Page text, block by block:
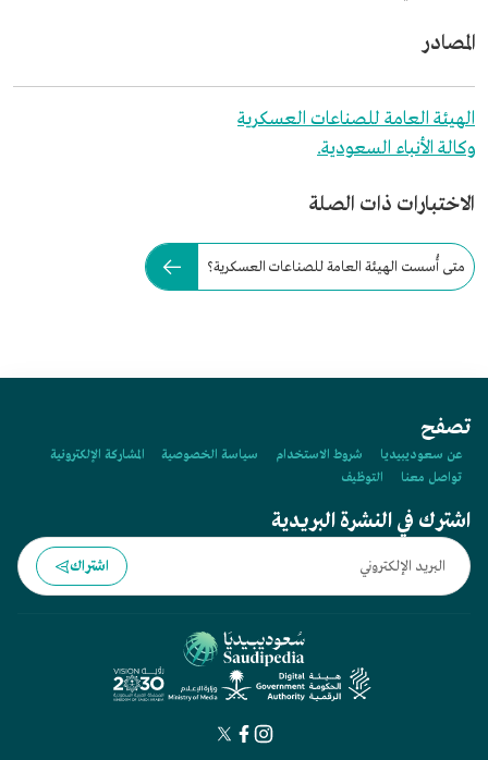
المصادر
الهيئة العامة للصناعات العسكرية
وكالة الأنباء السعودية.
الاختبارات ذات الصلة
متى أُسست الهيئة العامة للصناعات العسكرية؟
تصفح
عن سعوديبيديا شروط الاستخدام سياسة الخصوصية
المشاركة الإلكترونية
تواصل معنا
التوظيف
اشترك في النشرة البريدية
اشتراك